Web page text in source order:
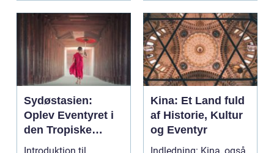
Sydøstasien:
Oplev Eventyret i
den Tropiske
Paradis
Kina: Et Land fuld
af Historie, Kultur
og Eventyr